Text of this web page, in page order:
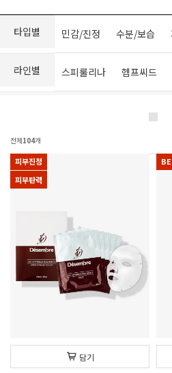
타입별 민감/진정 수분/보습
라인별 스피룰리나 헴프씨드
전체104개
피부진정
피부탄력
담기